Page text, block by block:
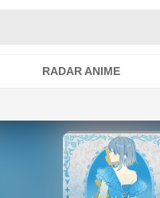
RADAR ANIME